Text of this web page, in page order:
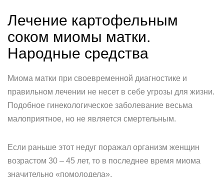
Лечение картофельным
соком миомы матки.
Народные средства
Миома матки при своевременной диагностике и
правильном лечении не несет в себе угрозы для жизни.
Подобное гинекологическое заболевание весьма
малоприятное, но не является смертельным.
Если раньше этот недуг поражал организм женщин
возрастом 30 – 45 лет, то в последнее время миома
значительно «помолодела».